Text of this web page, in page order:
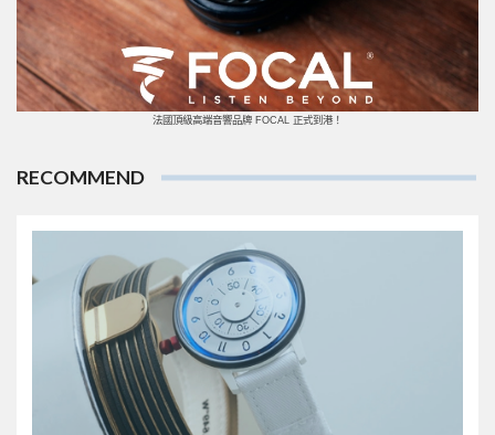
法國頂級高端音響品牌 FOCAL 正式到港！
RECOMMEND